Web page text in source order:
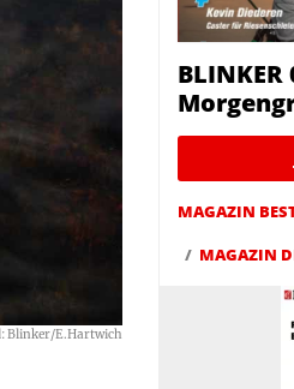
Blinker/E.Hartwich
MAGAZIN
MAGAZIN